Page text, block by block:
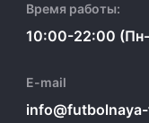
Время работы:
10:00-22:00
E-mail